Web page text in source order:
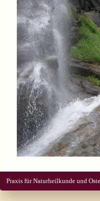
Praxis für Naturheilkunde und